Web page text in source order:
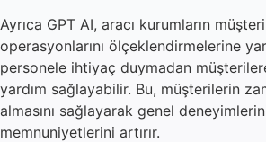
Ayrıca GPT AI, aracı kurumların
operasyonlarını ölçeklendirmelerine
personele ihtiyaç duymadan
yardım sağlayabilir. Bu, müşterilerin
almasını sağlayarak genel
memnuniyetlerini artırır.